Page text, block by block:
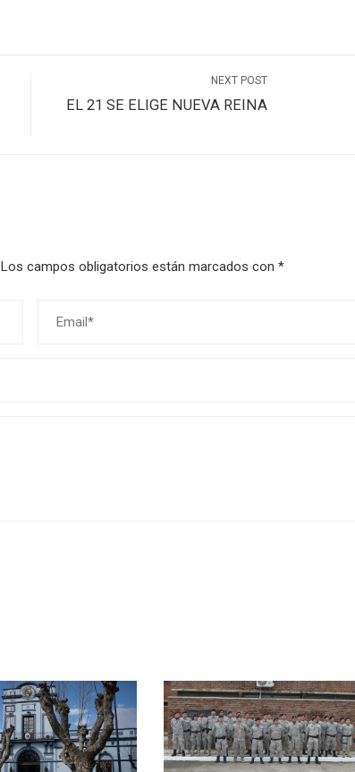
NEXT POST
EL 21 SE ELIGE NUEVA REINA
Los campos obligatorios están marcados con *